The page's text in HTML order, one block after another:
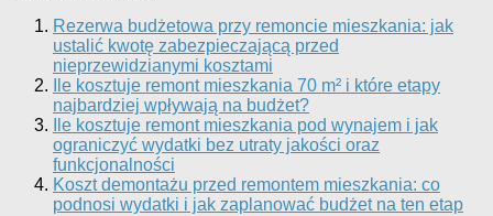
Rezerwa budżetowa przy remoncie mieszkania: jak
ustalić kwotę zabezpieczającą przed
nieprzewidzianymi kosztami
Ile kosztuje remont mieszkania 70 m² i które etapy
najbardziej wpływają na budżet?
Ile kosztuje remont mieszkania pod wynajem i jak
ograniczyć wydatki bez utraty jakości oraz
funkcjonalności
Koszt demontażu przed remontem mieszkania: co
podnosi wydatki i jak zaplanować budżet na ten etap